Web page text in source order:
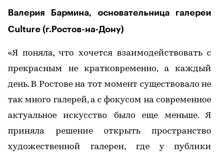
Валерия Бармина, основательница галереи
Culture (г.Ростов-на-Дону)
«Я поняла, что хочется взаимодействовать с
прекрасным не кратковременно, а каждый
день. В Ростове на тот момент существовало не
так много галерей, а с фокусом на современное
актуальное искусство было еще меньше. Я
приняла решение открыть пространство
художественной галереи, где у публики